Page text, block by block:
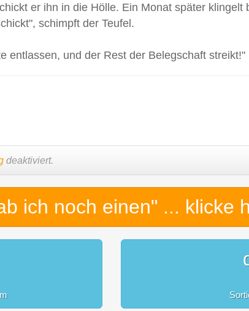
er ihn in die Hölle. Ein Monat später klingelt
schimpft der Teufel.
entlassen, und der Rest der Belegschaft streikt!"
deaktiviert.
ich noch einen" ... klicke